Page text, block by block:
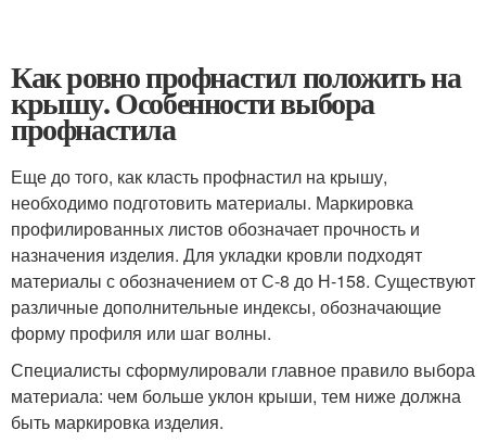
Как ровно профнастил положить на
крышу. Особенности выбора
профнастила
Еще до того, как класть профнастил на крышу,
необходимо подготовить материалы. Маркировка
профилированных листов обозначает прочность и
назначения изделия. Для укладки кровли подходят
материалы с обозначением от С-8 до Н-158. Существуют
различные дополнительные индексы, обозначающие
форму профиля или шаг волны.
Специалисты сформулировали главное правило выбора
материала: чем больше уклон крыши, тем ниже должна
быть маркировка изделия.